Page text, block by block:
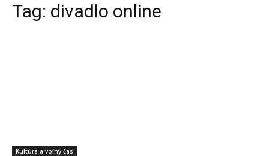
Tag: divadlo online
Kultúra a voľný čas